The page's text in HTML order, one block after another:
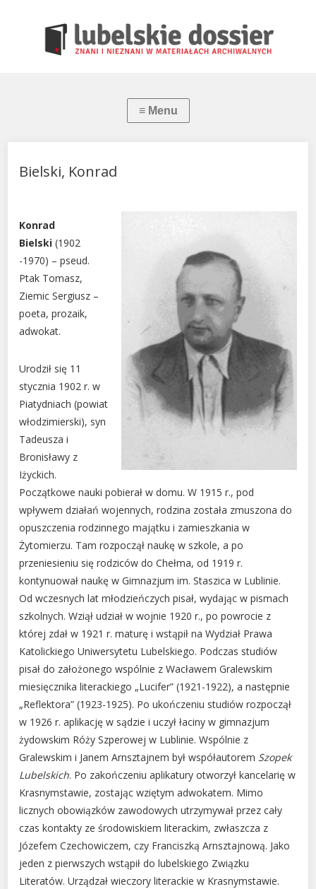
Bielski, Konrad
Konrad
Bielski (1902
-1970) – pseud.
Ptak Tomasz,
Ziemic Sergiusz –
poeta, prozaik,
adwokat.
Urodził się 11
stycznia 1902 r. w
Piatydniach (powiat
włodzimierski), syn
Tadeusza i
Bronisławy z
Iżyckich.
Początkowe nauki pobierał w domu. W 1915 r., pod
wpływem działań wojennych, rodzina została zmuszona do
opuszczenia rodzinnego majątku i zamieszkania w
Żytomierzu. Tam rozpoczął naukę w szkole, a po
przeniesieniu się rodziców do Chełma, od 1919 r.
kontynuował naukę w Gimnazjum im. Staszica w Lublinie.
Od wczesnych lat młodzieńczych pisał, wydając w pismach
szkolnych. Wziął udział w wojnie 1920 r., po powrocie z
której zdał w 1921 r. maturę i wstąpił na Wydział Prawa
Katolickiego Uniwersytetu Lubelskiego. Podczas studiów
pisał do założonego wspólnie z Wacławem Gralewskim
miesięcznika literackiego „Lucifer” (1921-1922), a następnie
„Reflektora” (1923-1925). Po ukończeniu studiów rozpoczął
w 1926 r. aplikację w sądzie i uczył łaciny w gimnazjum
żydowskim Róży Szperowej w Lublinie. Wspólnie z
Gralewskim i Janem Arnsztajnem był współautorem Szopek
Lubelskich. Po zakończeniu aplikatury otworzył kancelarię w
Krasnymstawie, zostając wziętym adwokatem. Mimo
licznych obowiązków zawodowych utrzymywał przez cały
czas kontakty ze środowiskiem literackim, zwłaszcza z
Józefem Czechowiczem, czy Franciszką Arnsztajnową. Jako
jeden z pierwszych wstąpił do lubelskiego Związku
Literatów. Urządzał wieczory literackie w Krasnymstawie.